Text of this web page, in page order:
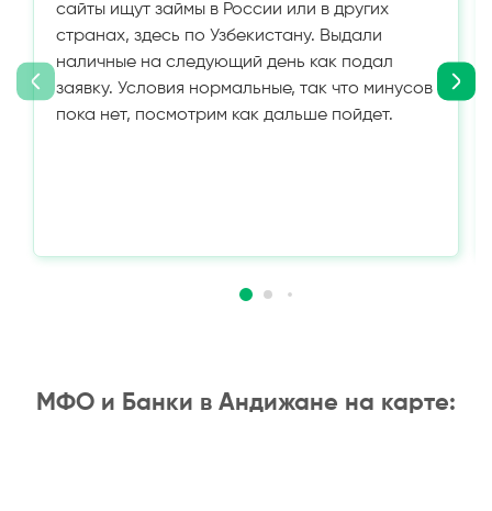
сайты ищут займы в России или в других
странах, здесь по Узбекистану. Выдали
наличные на следующий день как подал
заявку. Условия нормальные, так что минусов
пока нет, посмотрим как дальше пойдет.
МФО и Банки в Андижане на карте: